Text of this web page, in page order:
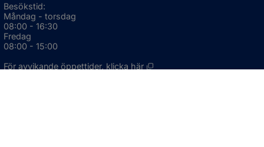
Besökstid:
Måndag - torsdag
08:00 - 16:30
Fredag
08:00 - 15:00
För avvikande öppettider, klicka här
Öppnas i nytt fönster.